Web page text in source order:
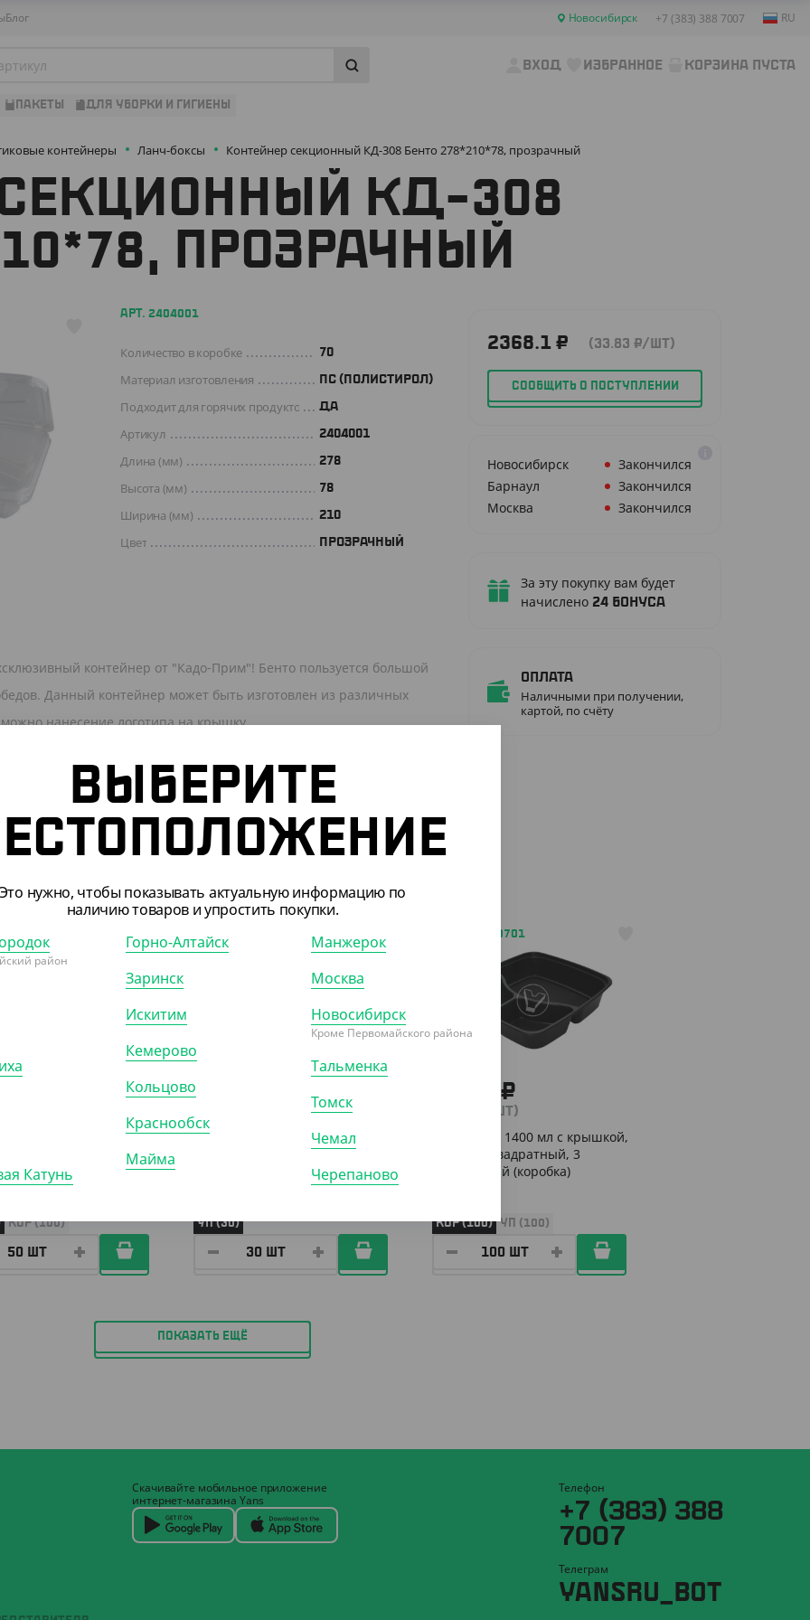
Блог Новосибирск +7 (383) 388 7007 RU
ВХОД ИЗБРАННОЕ КОРЗИНА ПУСТА
ПАКЕТЫ ДЛЯ УБОРКИ И ГИГИЕНЫ
контейнеры Ланч-боксы Контейнер секционный КД-308 Бенто 278*210*78, прозрачный
КД-308
ПРОЗРАЧНЫЙ
2368.1 ₽ (33.83 ₽/ШТ)
СООБЩИТЬ О ПОСТУПЛЕНИИ
Новосибирск
Закончился
Барнаул
Закончился
Москва
Закончился
За эту покупку вам будет
начислено 24 бонуса
Оплата
Наличными при получении,
картой, по счёту
АРТ. 2404001
Количество в коробке 70
Материал изготовления ПС (ПОЛИСТИРОЛ)
Подходит для горячих продуктов ДА
Артикул 2404001
Длина (мм) 278
Высота (мм) 78
Ширина (мм) 210
Цвет ПРОЗРАЧНЫЙ
контейнер от "Кадо-Прим"! Бенто пользуется большой
Данный контейнер может быть изготовлен из различных
нанесение логотипа на крышку.
ШТ)
(ланч-бокс) К-2016,
700/2 мл.
КОР (100)
394.80 ₽
Дно к ланч-боксу СпК-257, 2-х
секционное, черное,
УП (30)
АРТ. 211210701
4 820 ₽
(48.20 ₽/ШТ)
Контейнер 1400 мл с крышкой,
Черный, квадратный, 3
секционный (коробка)
КОР (100) УП (100)
ПОКАЗАТЬ ЕЩЁ
Скачивайте мобильное приложение
интернет-магазина Yans
Телефон
+7 (383) 388
7007
Телеграм
YANSRU_BOT
ВЫБЕРИТЕ
Это нужно, чтобы показывать актуальную информацию по
наличию товаров и упростить покупки.
район
Катунь
Горно-Алтайск
Заринск
Искитим
Кемерово
Кольцово
Краснообск
Майма
Манжерок
Москва
Новосибирск
Кроме Первомайского района
Тальменка
Томск
Чемал
Черепаново